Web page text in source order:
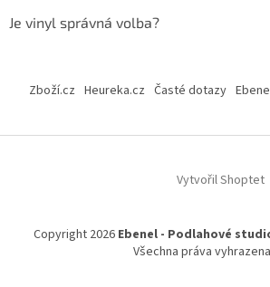
Je vinyl správná volba?
Zboží.cz Heureka.cz Časté dotazy
Vytvořil Shoptet
Copyright 2026 Ebenel - Podlahové
Všechna práva